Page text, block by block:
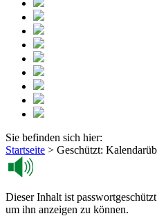
Sie befinden sich hier:
Startseite > Geschützt:
Dieser Inhalt ist
um ihn anzeigen zu können.